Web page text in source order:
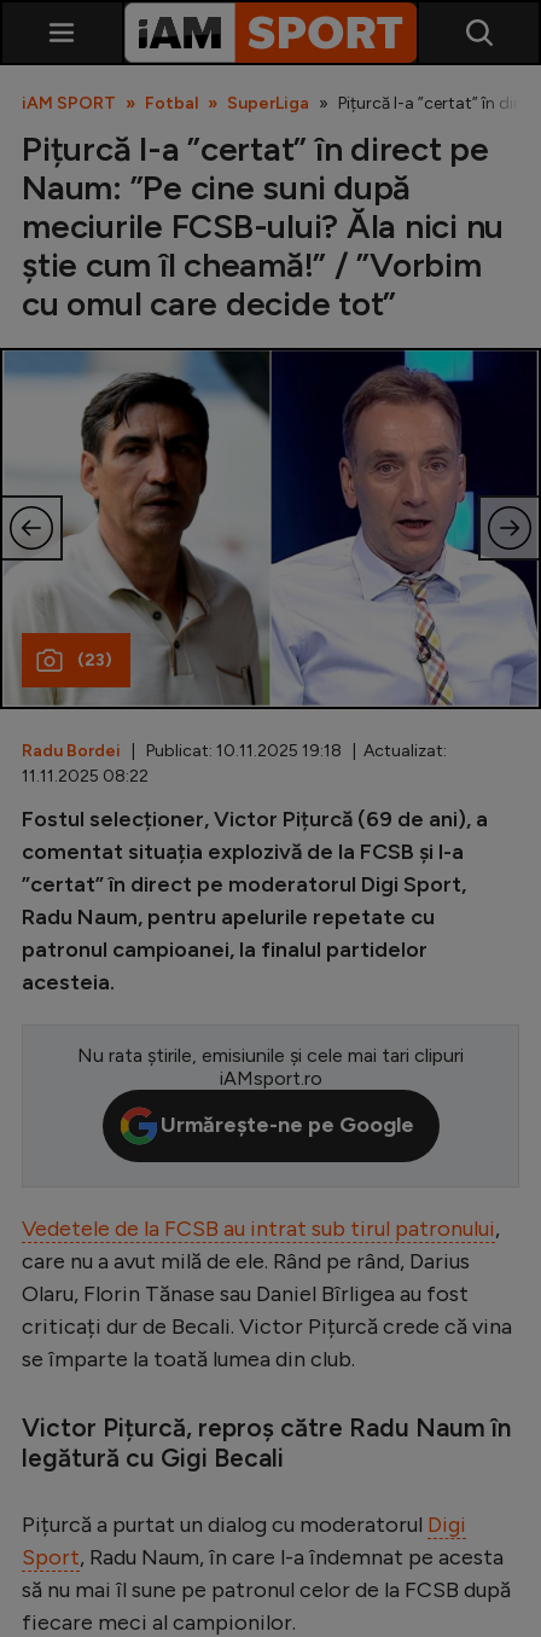
SuperLiga
Cupa României
Echipa Națională
U21
Fotbal feminin
Diverse
Inedit
Champions League
Europa League
Conference League
LaLiga
Serie A
Bundesliga
Campionate
Starurile fotbalului
EURO 2024
Clasamente
Tenis
Handbal
iAM SPORT Fotbal SuperLiga Pițurcă l-a ”certat” în
Pițurcă l-a ”certat” în direct pe
Naum: ”Pe cine suni după
meciurile FCSB-ului? Ăla nici nu
știe cum îl cheamă!” / ”Vorbim
cu omul care decide tot”
(23)
Radu Bordei | Publicat: 10.11.2025 19:18 | Actualizat:
11.11.2025 08:22
Fostul selecționer, Victor Pițurcă (69 de ani), a
comentat situația explozivă de la FCSB și l-a
”certat” în direct pe moderatorul Digi Sport,
Radu Naum, pentru apelurile repetate cu
patronul campioanei, la finalul partidelor
acesteia.
Nu rata știrile, emisiunile și cele mai tari clipuri
iAMsport.ro
Urmărește-ne pe Google
Vedetele de la FCSB au intrat sub tirul patronului,
care nu a avut milă de ele. Rând pe rând, Darius
Olaru, Florin Tănase sau Daniel Bîrligea au fost
criticați dur de Becali. Victor Pițurcă crede că vina
se împarte la toată lumea din club.
Victor Pițurcă, reproș către Radu Naum în
legătură cu Gigi Becali
Pițurcă a purtat un dialog cu moderatorul Digi
Sport, Radu Naum, în care l-a îndemnat pe acesta
să nu mai îl sune pe patronul celor de la FCSB după
fiecare meci al campionilor.